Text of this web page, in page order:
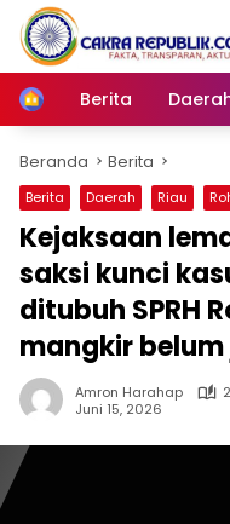
Langsung
konten
Home
Berita
Beranda Berita
Berita Daerah Riau
Kejaksaan
saksi kunci
ditubuh SPRH
mangkir
Amron Harahap
Juni 15, 2026